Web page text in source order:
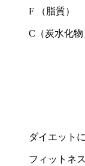
F （脂質）
C（炭水化物
ダイエット
フィットネ